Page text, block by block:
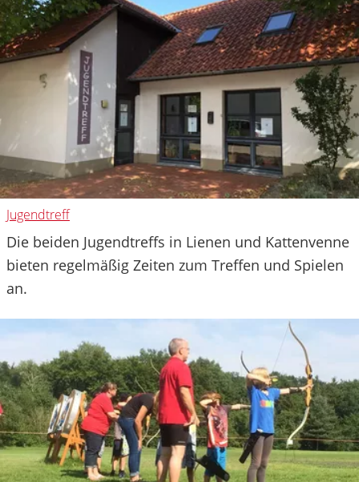
Jugendtreff
Die beiden Jugendtreffs in Lienen und Kattenvenne
bieten regelmäßig Zeiten zum Treffen und Spielen
an.